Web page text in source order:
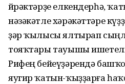
йөрәктәрҙе елкендерһә,
нә­зәкәтле хә­рә­кәт­тәре
ҙәр ҡылысы ялтырап
тояҡтары тауышы
Риф­ең бе­йеү­ҙәрендә
яугир ҡа­тын-ҡыҙҙарға